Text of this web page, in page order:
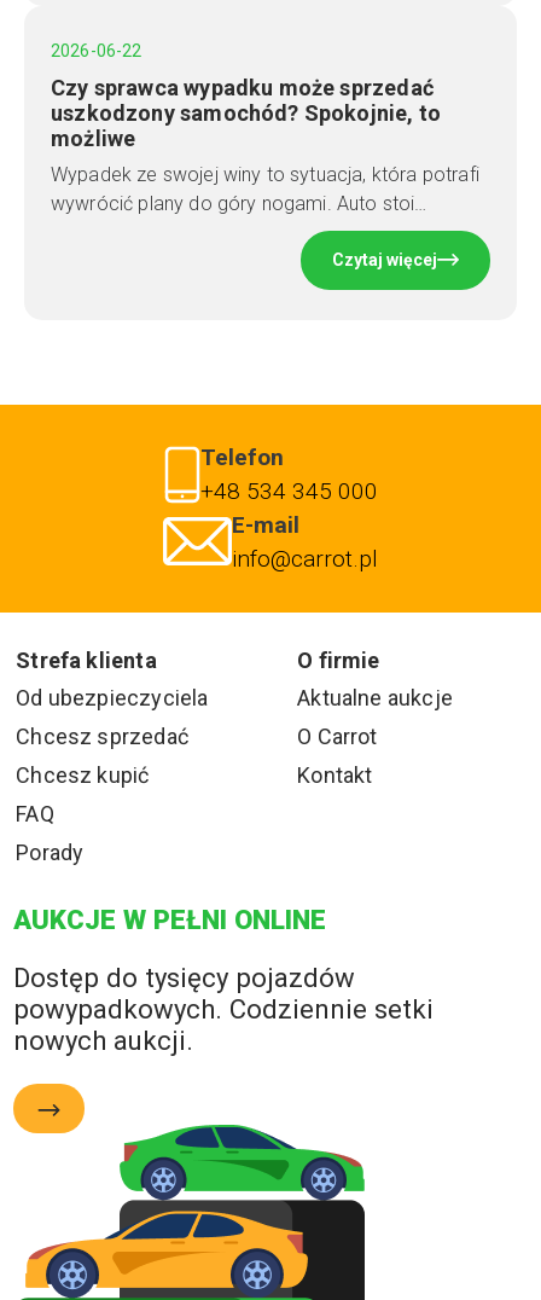
2026-06-22
Czy sprawca wypadku może sprzedać
uszkodzony samochód? Spokojnie, to
możliwe
Wypadek ze swojej winy to sytuacja, która potrafi
wywrócić plany do góry nogami. Auto stoi…
Czytaj więcej
Telefon
+48 534 345 000
E-mail
info@carrot.pl
Strefa klienta
O firmie
Od ubezpieczyciela
Chcesz sprzedać
Chcesz kupić
FAQ
Porady
Aktualne aukcje
O Carrot
Kontakt
AUKCJE W PEŁNI ONLINE
Dostęp do tysięcy pojazdów
powypadkowych. Codziennie setki
nowych aukcji.